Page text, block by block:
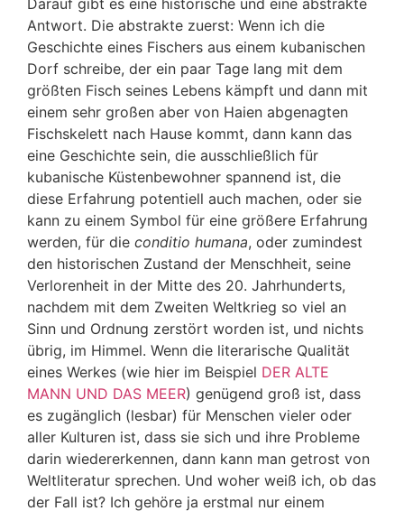
Antwort. Die abstrakte zuerst: Wenn ich die
Geschichte eines Fischers aus einem kubanischen
Dorf schreibe, der ein paar Tage lang mit dem
größten Fisch seines Lebens kämpft und dann mit
einem sehr großen aber von Haien abgenagten
Fischskelett nach Hause kommt, dann kann das
eine Geschichte sein, die ausschließlich für
kubanische Küstenbewohner spannend ist, die
diese Erfahrung potentiell auch machen, oder sie
kann zu einem Symbol für eine größere Erfahrung
werden, für die conditio humana, oder zumindest
den historischen Zustand der Menschheit, seine
Verlorenheit in der Mitte des 20. Jahrhunderts,
nachdem mit dem Zweiten Weltkrieg so viel an
Sinn und Ordnung zerstört worden ist, und nichts
übrig, im Himmel. Wenn die literarische Qualität
eines Werkes (wie hier im Beispiel DER ALTE
MANN UND DAS MEER) genügend groß ist, dass
es zugänglich (lesbar) für Menschen vieler oder
aller Kulturen ist, dass sie sich und ihre Probleme
darin wiedererkennen, dann kann man getrost von
Weltliteratur sprechen. Und woher weiß ich, ob das
der Fall ist? Ich gehöre ja erstmal nur einem